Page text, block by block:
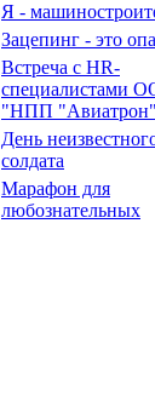
Я -
Зацепинг - это
Встреча с HR-
специалистами
"НПП "Авиатрон"
День
солдата
Марафон для
любознательных